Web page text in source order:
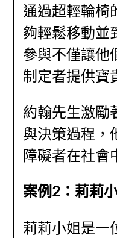
通過超輕輪椅
夠輕鬆移動並
參與不僅讓他
制定者提供寶
約翰先生激勵
與決策過程，
障礙者在社會
案例2：莉莉
莉莉小姐是一